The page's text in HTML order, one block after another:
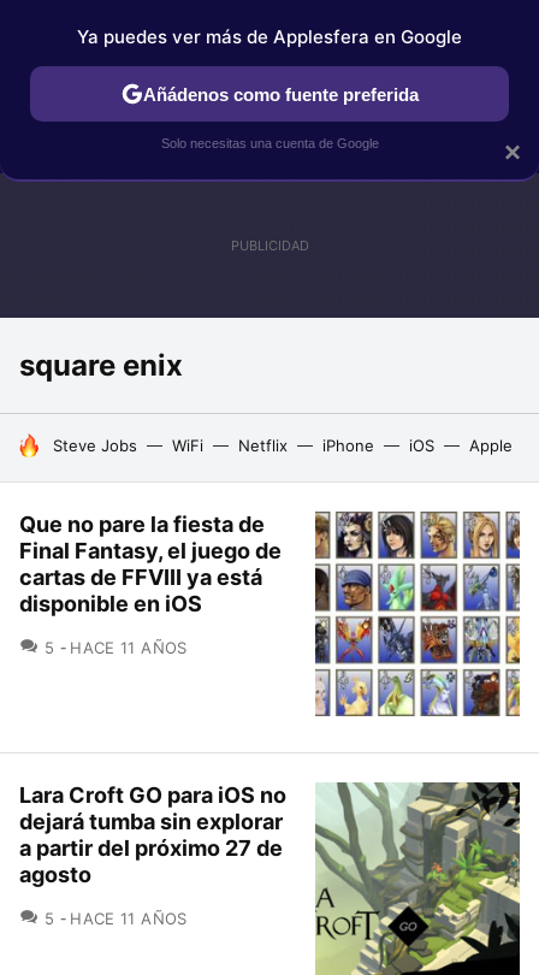
IPHONE TUTORIALES APPLESFERA SELECCIÓN
square enix
HOY SE HABLA DE
Steve Jobs WiFi Netflix iPhone iOS Apple
Que no pare la fiesta de
Final Fantasy, el juego de
cartas de FFVIII ya está
disponible en iOS
5 COMENTARIOS
HACE 11 AÑOS
Lara Croft GO para iOS no
dejará tumba sin explorar
a partir del próximo 27 de
agosto
5 COMENTARIOS
HACE 11 AÑOS
×
Ya puedes ver más de Applesfera en Google
Añádenos como fuente preferida
Solo necesitas una cuenta de Google